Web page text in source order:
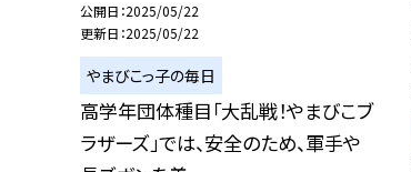
公開日 2025/05/22
更新日 2025/05/22
やまびこっ子の毎日
高学年団体種目「大乱戦！やまびこブ
ラザーズ」では、安全のため、軍手や